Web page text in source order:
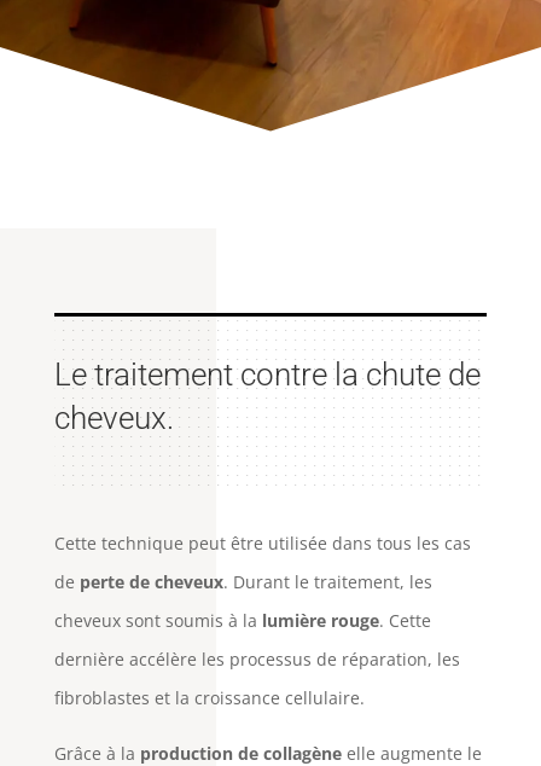
Le traitement contre la chute de
cheveux.
Cette technique peut être utilisée dans tous les cas
de perte de cheveux. Durant le traitement, les
cheveux sont soumis à la lumière rouge. Cette
dernière accélère les processus de réparation, les
fibroblastes et la croissance cellulaire.
Grâce à la production de collagèneelle augmente le